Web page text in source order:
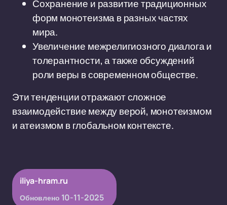
Сохранение и развитие традиционных
форм монотеизма в разных частях
мира.
Увеличение межрелигиозного диалога и
толерантности, а также обсуждений
роли веры в современном обществе.
Эти тенденции отражают сложное
взаимодействие между верой, монотеизмом
и атеизмом в глобальном контексте.
iliya-hram.ru
Обновлено 10-11-2025